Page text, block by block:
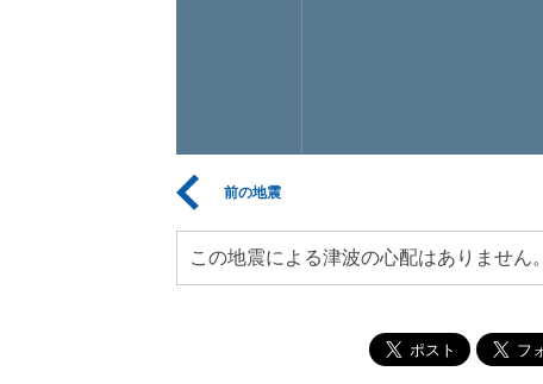
前の地震
この地震による津波の心配はありません。